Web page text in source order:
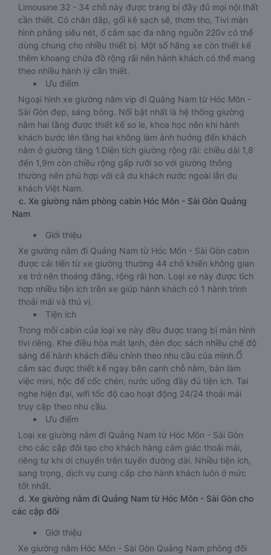
Limousine 32 - 34 chỗ này được trang bị đầy đủ mọi nội thất
cần thiết. Có chăn đắp, gối kê sạch sẽ, thơm tho, Tivi màn
hình phẳng siêu nét, ổ cắm sạc đa năng nguồn 220v có thể
dùng chung cho nhiều thiết bị. Một số hãng xe còn thiết kế
thêm khoang chứa đồ rộng rãi nên hành khách có thể mang
theo nhiều hành lý cần thiết.
Ưu điểm
Ngoại hình xe giường nằm vip đi Quảng Nam từ Hóc Môn -
Sài Gòn đẹp, sáng bóng. Nổi bật nhất là hệ thống giường
nằm hai tầng được thiết kế so le, khoa học nên khi hành
khách bước lên tầng hai không làm ảnh hưởng đến khách
nằm ở giường tầng 1.Diện tích giường rộng rãi: chiều dài 1,8
đến 1,9m còn chiều rộng gấp rưỡi so với giường thông
thường nên phù hợp với cả du khách nước ngoài lẫn du
khách Việt Nam.
c. Xe giường nằm phòng cabin Hóc Môn - Sài Gòn Quảng
Nam
Giới thiệu
Xe giường nằm đi Quảng Nam từ Hóc Môn - Sài Gòn cabin
được cải tiến từ xe giường thường 44 chỗ khiến không gian
xe trở nên thoáng đãng, rộng rãi hơn. Loại xe này được tích
hợp nhiều tiện ích trên xe giúp hành khách có 1 hành trình
thoải mái và thú vị.
Tiện ích
Trong mỗi cabin của loại xe này đều được trang bị màn hình
tivi riêng. Khe điều hòa mát lạnh, đèn đọc sách nhiều chế độ
sáng để hành khách điều chỉnh theo nhu cầu của mình.Ổ
cắm sạc được thiết kế ngay bên cạnh chỗ nằm, bàn làm
việc mini, hộc để cốc chén, nước uống đầy đủ tiện ích. Tai
nghe hiện đại, wifi tốc độ cao hoạt động 24/24 thoải mái
truy cập theo nhu cầu.
Ưu điểm
Loại xe giường nằm đi Quảng Nam từ Hóc Môn - Sài Gòn
cho các cặp đôi tạo cho khách hàng cảm giác thoải mái,
riêng tư khi di chuyển trên tuyến đường dài. Nhiều tiện ích,
sang trọng, dịch vụ cung cấp cho hành khách luôn ở mức
tốt nhất.
d. Xe giường nằm đi Quảng Nam từ Hóc Môn - Sài Gòn cho
các cặp đôi
Giới thiệu
Xe giường nằm Hóc Môn - Sài Gòn Quảng Nam phòng đôi